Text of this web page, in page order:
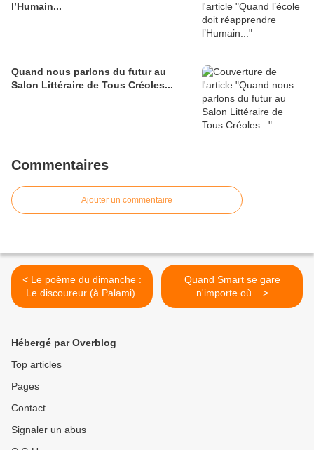
l’Humain...
Quand nous parlons du futur au
Salon Littéraire de Tous Créoles...
Commentaires
Ajouter un commentaire
< Le poème du dimanche :
Le discoureur (à Palami).
Quand Smart se gare
n'importe où... >
Hébergé par Overblog
Top articles
Pages
Contact
Signaler un abus